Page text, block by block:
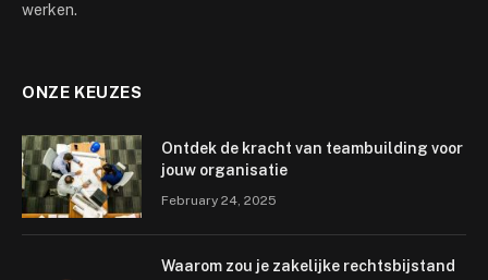
werken.
ONZE KEUZES
Ontdek de kracht van teambuilding voor
jouw organisatie
February 24, 2025
Waarom zou je zakelijke rechtsbijstand